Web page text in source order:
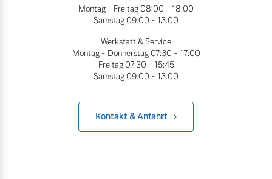
Fahrzeug konfigurieren
Sofort verfügbare Fahrzeuge
Volvo Selekt
Volvo Winter- und
Sommer Kompletträder.
Bitte sprechen Sie uns
direkt an.
Mehr erfahren
Montag - Freitag 08:00 - 18:00
Samstag 09:00 - 13:00
Werkstatt & Service
Montag - Donnerstag 07:30 - 17:00
Freitag 07:30 - 15:45
Samstag 09:00 - 13:00
Kontakt & Anfahrt